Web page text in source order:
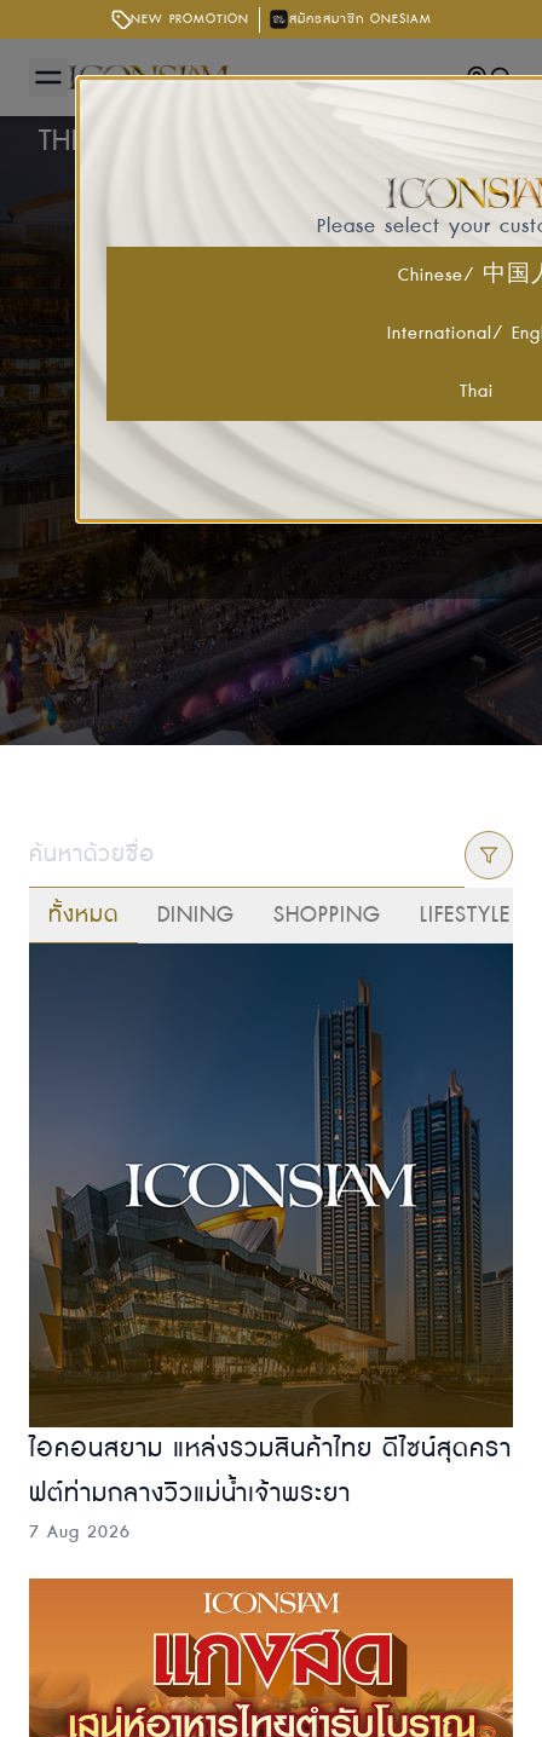
NEW PROMOTION สมัครสมาชิก ONESIAM
Getting
THE STORIES
ทั้งหมด DINING SHOPPING LIFESTYLE
ไอคอนสยาม แหล่งรวมสินค้าไทย ดีไซน์สุดครา
ฟต์ท่ามกลางวิวแม่น้ำเจ้าพระยา
7 Aug 2026
Please select your
Chinese/ 中国
International/
Thai